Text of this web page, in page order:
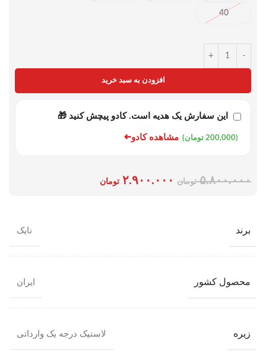
40
-
+
افزودن به سبد خرید
این سفارش یک هدیه است. کادو پیچش کنید 🎁
(200,000 تومان) مشاهده کادو➜
۵.۸۰۰.۰۰۰ تومان ۲.۹۰۰.۰۰۰ تومان
برند نایک
محصول کشور ایران
زیره لاستیک درجه یک وارداتی